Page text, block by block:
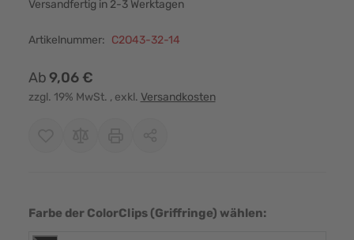
Versandfertig in 2-3 Werktagen
Artikelnummer: C2O43-32-14
Ab9,06 €
zzgl. 19% MwSt. , exkl. Versandkosten
Farbe der ColorClips (Griffringe) wählen: